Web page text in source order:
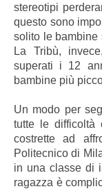
stereotipi
questo sono
solito le bambine
La Tribù,
superati i 12
bambine più
Un modo per
tutte le difficoltà
costrette ad
Politecnico di
in una classe di
ragazza è